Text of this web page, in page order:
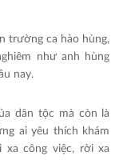
trường ca hào hùng,
như anh hùng
nay.
dân tộc mà còn là
ai yêu thích khám
xa công việc, rời xa